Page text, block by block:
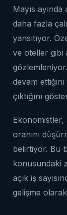
Mayıs ayında
daha fazla
yansıtıyor.
ve oteller gibi
devam ettiğini
çıktığını
Ekonomistler,
oranını
belirtiyor. Bu
konusundaki
açık iş
gelişme